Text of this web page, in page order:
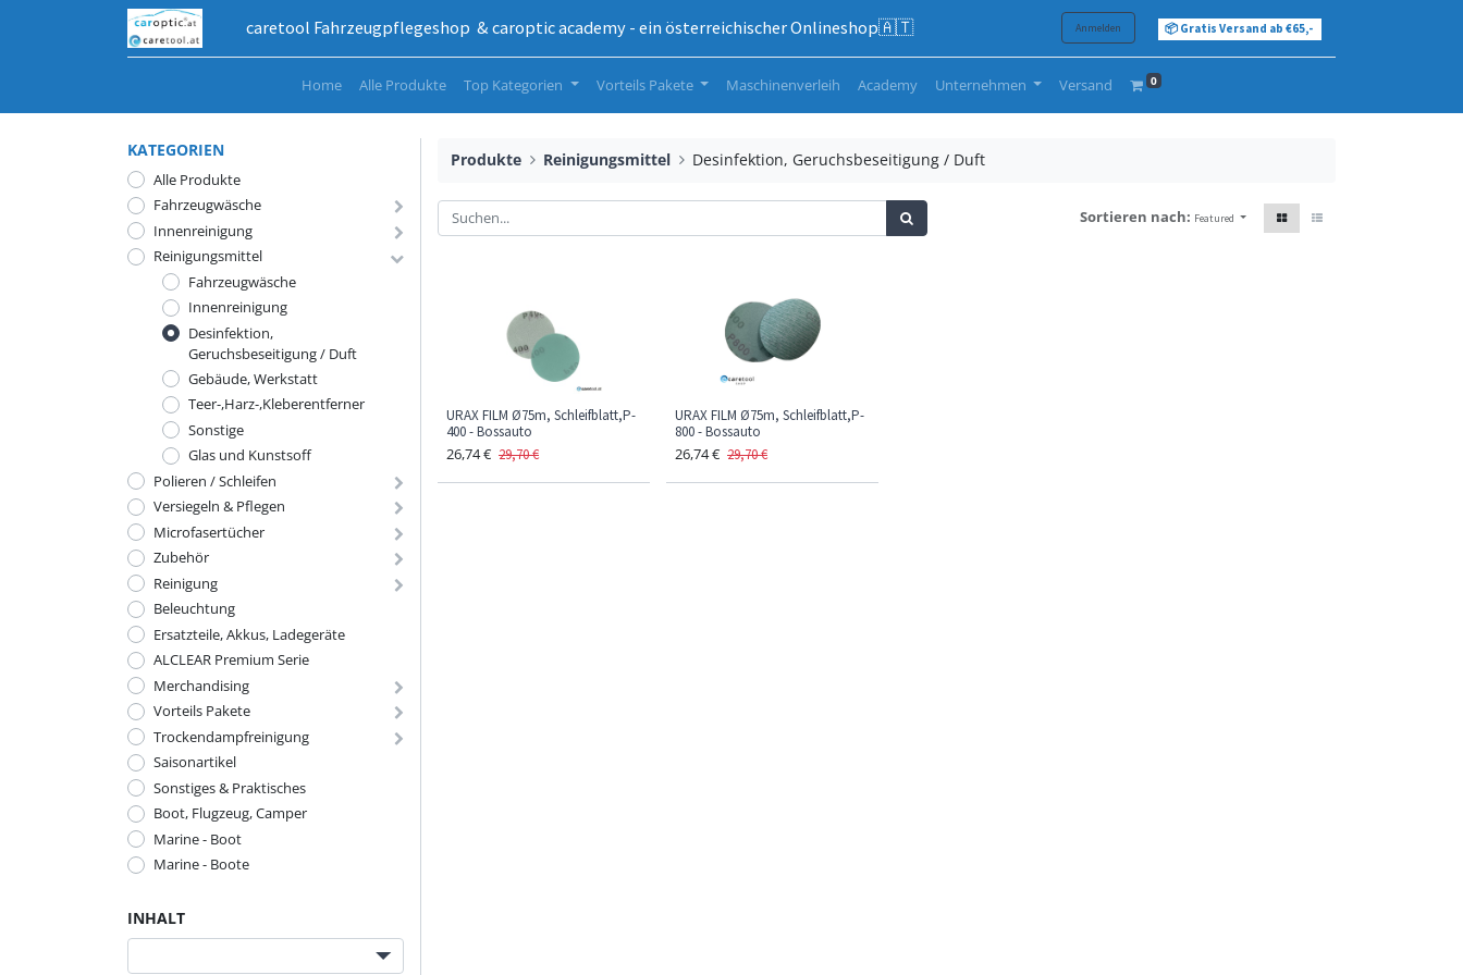
caretool Fahrzeugpflegeshop & caroptic academy - ein österreichischer Onlineshop🇦🇹 Anmelden 📦 Gratis Versand ab €65,-
Home Alle Produkte Top Kategorien Vorteils Pakete Maschinenverleih Academy Unternehmen Versand 0
KATEGORIEN
Alle Produkte
Fahrzeugwäsche
Innenreinigung
Reinigungsmittel
Fahrzeugwäsche
Innenreinigung
Desinfektion,
Geruchsbeseitigung / Duft
Gebäude, Werkstatt
Teer-,Harz-,Kleberentferner
Sonstige
Glas und Kunstsoff
Polieren / Schleifen
Versiegeln & Pflegen
Microfasertücher
Zubehör
Reinigung
Beleuchtung
Ersatzteile, Akkus, Ladegeräte
ALCLEAR Premium Serie
Merchandising
Vorteils Pakete
Trockendampfreinigung
Saisonartikel
Sonstiges & Praktisches
Boot, Flugzeug, Camper
Marine - Boot
Marine - Boote
INHALT
Produkte Reinigungsmittel Desinfektion, Geruchsbeseitigung / Duft
Sortieren nach: Featured
URAX FILM Ø75m, Schleifblatt,P-
400 - Bossauto
26,74€ 29,70€
URAX FILM Ø75m, Schleifblatt,P-
800 - Bossauto
26,74€ 29,70€